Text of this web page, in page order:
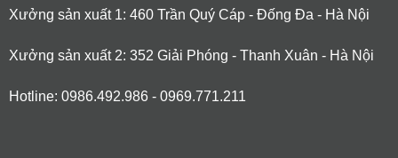
Xưởng sản xuất 1: 460 Trần Quý Cáp - Đống Đa - Hà Nội
Xưởng sản xuất 2: 352 Giải Phóng - Thanh Xuân - Hà Nội
Hotline: 0986.492.986 - 0969.771.211